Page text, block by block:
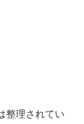
整理されてい